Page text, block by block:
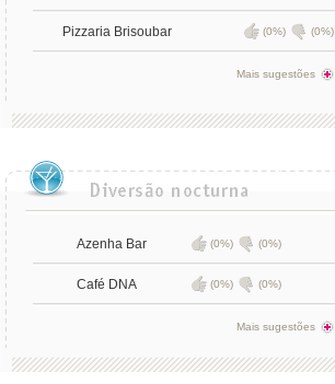
Pizzaria Brisoubar (0%) (0%)
Mais sugestões
Azenha Bar (0%) (0%)
Café DNA (0%) (0%)
Mais sugestões